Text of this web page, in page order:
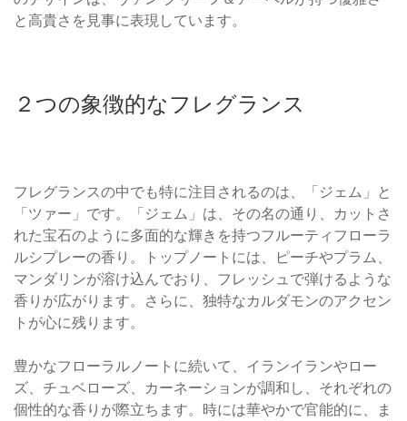
と高貴さを見事に表現しています。
２つの象徴的なフレグランス
フレグランスの中でも特に注目されるのは、「ジェム」と
「ツァー」です。「ジェム」は、その名の通り、カットさ
れた宝石のように多面的な輝きを持つフルーティフローラ
ルシプレーの香り。トップノートには、ピーチやプラム、
マンダリンが溶け込んでおり、フレッシュで弾けるような
香りが広がります。さらに、独特なカルダモンのアクセン
トが心に残ります。
豊かなフローラルノートに続いて、イランイランやロー
ズ、チュベローズ、カーネーションが調和し、それぞれの
個性的な香りが際立ちます。時には華やかで官能的に、ま